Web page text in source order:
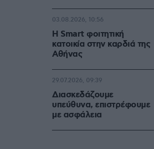
Η Smart φοιτητική
κατοικία στην καρδιά της
Αθήνας
03.08.2026, 10:56
Διασκεδάζουμε
υπεύθυνα, επιστρέφουμε
με ασφάλεια
29.07.2026, 09:39